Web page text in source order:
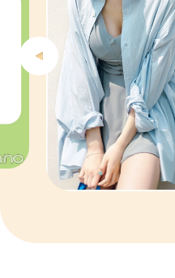
6
7
8
9
10